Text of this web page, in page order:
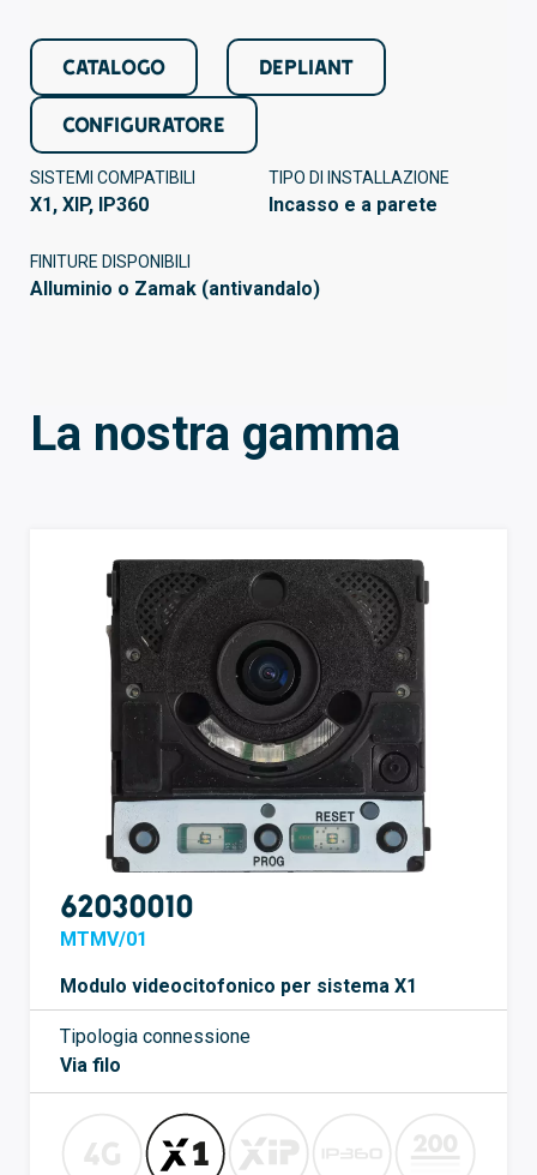
CATALOGO DEPLIANT
CONFIGURATORE
SISTEMI COMPATIBILI
X1, XIP, IP360
TIPO DI INSTALLAZIONE
Incasso e a parete
FINITURE DISPONIBILI
Alluminio o Zamak (antivandalo)
La nostra gamma
62030010
MTMV/01
Modulo videocitofonico per sistema X1
Tipologia connessione
Via filo